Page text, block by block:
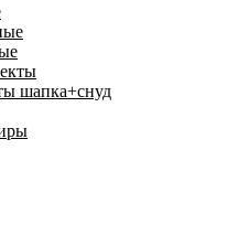
шапка+снуд